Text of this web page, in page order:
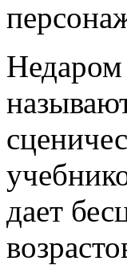
Недаром
дает